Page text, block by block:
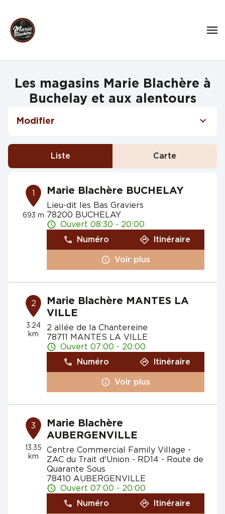
Les magasins Marie Blachère à
Buchelay et aux alentours
Modifier
Liste Carte
1
693 m
Marie Blachère BUCHELAY
Lieu-dit les Bas Graviers
78200 BUCHELAY
Ouvert 08:30 - 20:00
Numéro
Itinéraire
Voir plus
2
3.24
km
Marie Blachère MANTES LA
VILLE
2 allée de la Chantereine
78711 MANTES LA VILLE
Ouvert 07:00 - 20:00
Numéro
Itinéraire
Voir plus
3
13.35
km
Marie Blachère
AUBERGENVILLE
Centre Commercial Family Village -
ZAC du Trait d'Union - RD14 - Route de
Quarante Sous
78410 AUBERGENVILLE
Ouvert 07:00 - 20:00
Numéro
Itinéraire